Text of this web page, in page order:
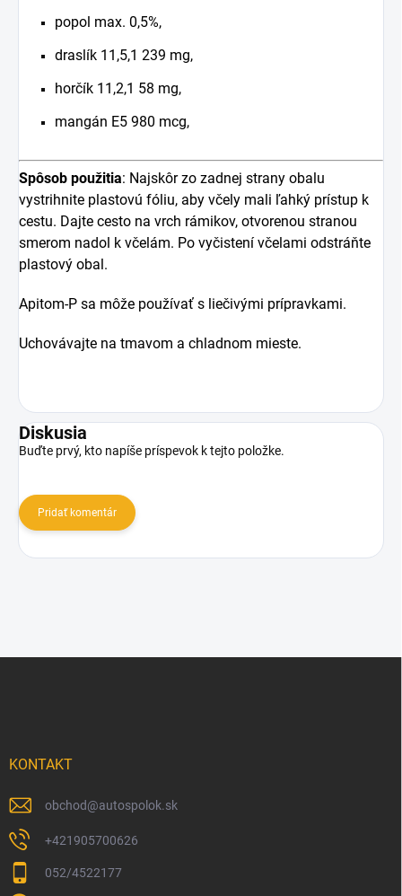
popol max. 0,5%,
draslík 11,5,1 239 mg,
horčík 11,2,1 58 mg,
mangán E5 980 mcg,
Spôsob použitia: Najskôr zo zadnej strany obalu
vystrihnite plastovú fóliu, aby včely mali ľahký prístup k
cestu. Dajte cesto na vrch rámikov, otvorenou stranou
smerom nadol k včelám. Po vyčistení včelami odstráňte
plastový obal.
Apitom-P sa môže používať s liečivými prípravkami.
Uchovávajte na tmavom a chladnom mieste.
Diskusia
Buďte prvý, kto napíše príspevok k tejto položke.
Pridať komentár
KONTAKT
obchod@autospolok.sk
+421905700626
052/4522177